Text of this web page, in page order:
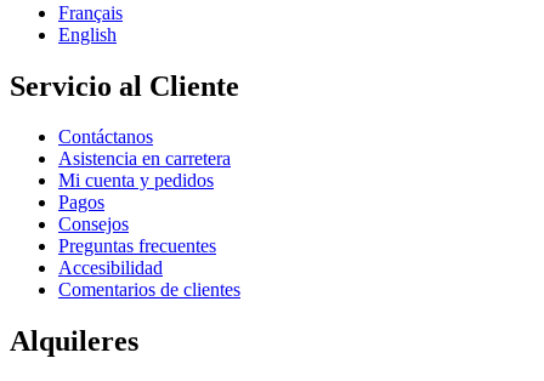
Français
English
Servicio al Cliente
Contáctanos
Asistencia en carretera
Mi cuenta y pedidos
Pagos
Consejos
Preguntas frecuentes
Accesibilidad
Comentarios de clientes
Alquileres